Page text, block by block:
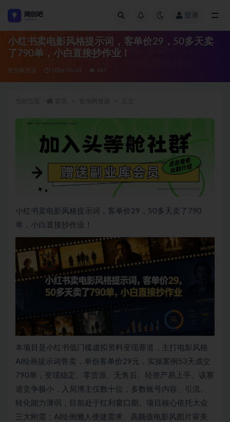
登录
小红书卖电影风格提示词，客单价29，50多天卖
了790单，小白直接抄作业！
冒泡网资源 2026-06-03 845
小红书卖电影风格提示词，客单价29，50多天卖了790
单，小白直接抄作业！
本项目是小红书低门槛虚拟资料变现赛道，主打电影风格
AI绘画提示词售卖，单份客单价29元，实操案例53天成交
790单，变现稳定、零货源、无售后、轻资产易上手。该赛
道竞争极小，入局博主仅数十位，多数账号内容、引流、
转化能力薄弱，目前处于红利窗口期。项目核心依托大众
三大刚需：AI绘画懒人便捷需求、高颜值电影风图片审美